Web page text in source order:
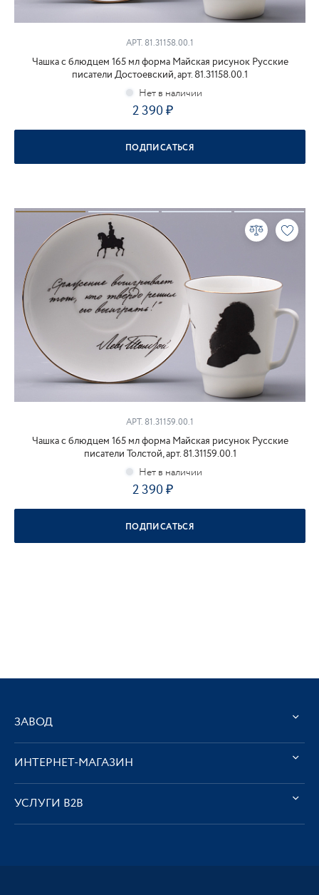
АРТ. 81.31158.00.1
Чашка с блюдцем 165 мл форма Майская рисунок Русские
писатели Достоевский, арт. 81.31158.00.1
2 390₽
ПОДПИСАТЬСЯ
АРТ. 81.31159.00.1
Чашка с блюдцем 165 мл форма Майская рисунок Русские
писатели Толстой, арт. 81.31159.00.1
2 390₽
ПОДПИСАТЬСЯ
ЗАВОД
ИНТЕРНЕТ-МАГАЗИН
УСЛУГИ В2В